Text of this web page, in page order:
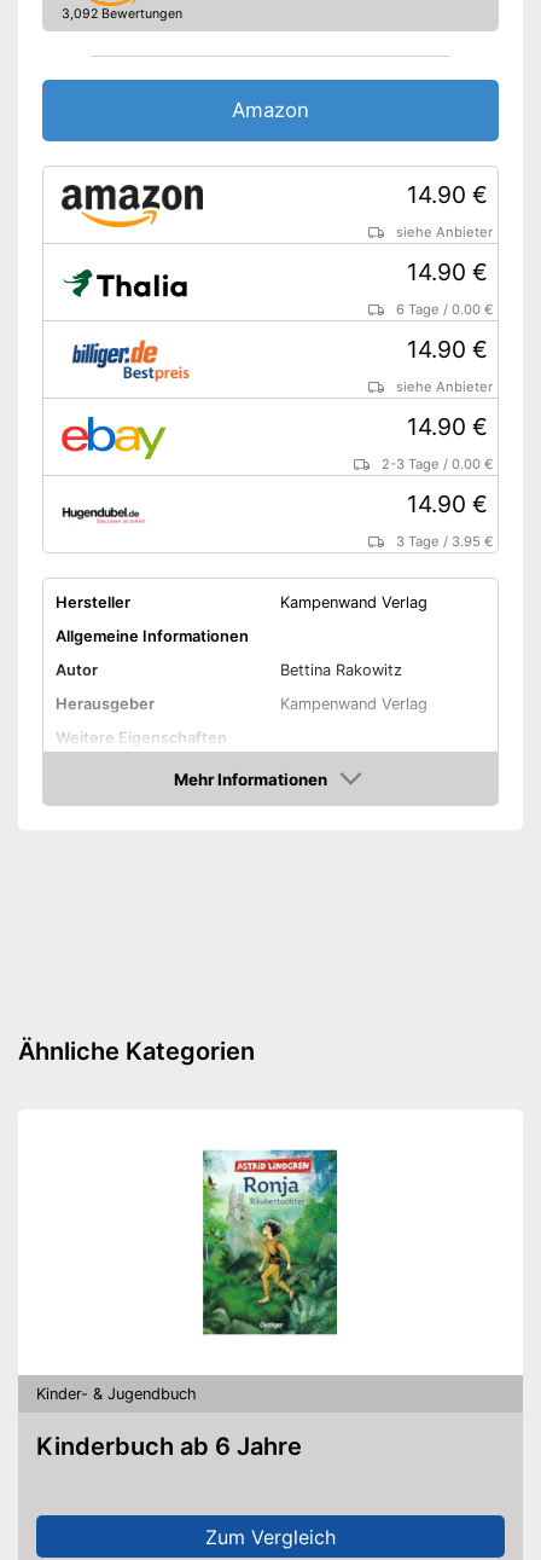
3,092 Bewertungen
Amazon
14.90 €
siehe Anbieter
14.90 €
6 Tage /0.00 €
14.90 €
siehe Anbieter
14.90 €
2-3 Tage /0.00 €
14.90 €
3 Tage / 3.95 €
Hersteller
Kampenwand Verlag
Allgemeine Informationen
Autor
Bettina Rakowitz
Herausgeber
Kampenwand Verlag
Weitere Eigenschaften
Gebunden
Anzahl Seiten
28
Mehr Informationen
Amazon
Ähnliche Kategorien
Kinder- & Jugendbuch
Kinderbuch ab 6 Jahre
Zum Vergleich